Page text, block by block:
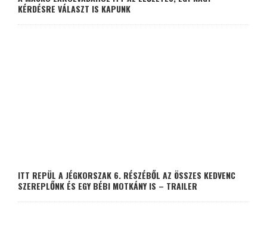
KÉRDÉSRE VÁLASZT IS KAPUNK
ITT REPÜL A JÉGKORSZAK 6. RÉSZÉBŐL AZ ÖSSZES KEDVENC
SZEREPLŐNK ÉS EGY BÉBI MOTKÁNY IS – TRAILER